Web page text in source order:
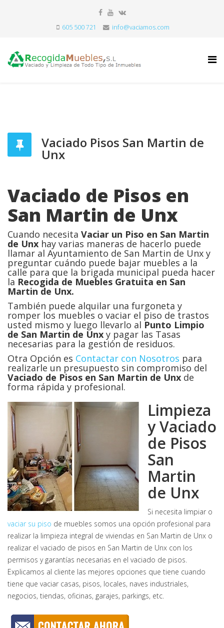
605 500 721 info@vaciamos.com
Vaciado Pisos San Martin de
Unx
Vaciado de Pisos en
San Martin de Unx
Cuando necesita Vaciar un Piso en San Martin
de Unx hay varias maneras de hacerlo puede
llamar al Ayuntamiento de San Martin de Unx y
preguntar cuándo puede bajar muebles a la
calle para que la brigada municipal pueda hacer
la Recogida de Muebles Gratuita en San
Martin de Unx.
También puede alquilar una furgoneta y
romper los muebles o vaciar el piso de trastos
usted mismo y luego llevarlo al Punto Limpio
de San Martin de Unx y pagar las Tasas
necesarias para la gestión de residuos.
Otra Opción es Contactar con Nosotros para
realizarle un presupuesto sin compromiso del
Vaciado de Pisos en San Martin de Unx de
forma rápida y profesional.
Limpieza
y Vaciado
de Pisos
San
Martin
de Unx
Si necesita limpiar o
vaciar su piso de muebles somos una opción profesional para
realizar la limpieza integral de viviendas en San Martin de Unx o
realizar el vaciado de pisos en San Martin de Unx con los
permisos y garantías necesarias en el vaciado de pisos.
Explicamos al cliente las mejores opciones que tiene cuando
tiene que vaciar casas, pisos, locales, naves industriales,
negocios, tiendas, oficinas, garajes, parkings, etc.